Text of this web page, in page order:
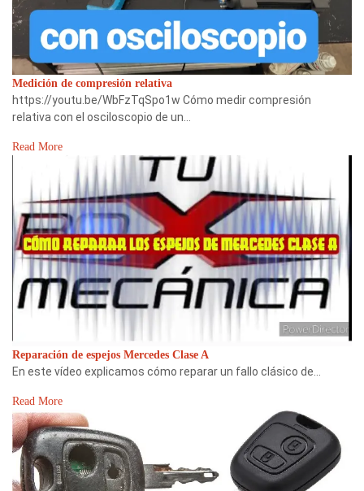
Medición de compresión relativa
https://youtu.be/WbFzTqSpo1w Cómo medir compresión
relativa con el osciloscopio de un…
Read More
Reparación de espejos Mercedes Clase A
En este vídeo explicamos cómo reparar un fallo clásico de…
Read More